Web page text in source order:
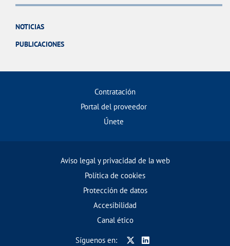
NOTICIAS
PUBLICACIONES
Contratación
Portal del proveedor
Únete
Aviso legal y privacidad de la web
Política de cookies
Protección de datos
Accesibilidad
Canal ético
Síguenos en: